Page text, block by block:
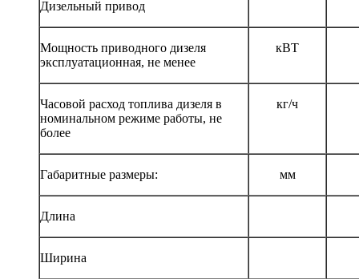
Дизельный привод
Мощность приводного дизеля
эксплуатационная, не менее
кВТ
Часовой расход топлива дизеля в
номинальном режиме работы, не
более
кг/ч
Габаритные размеры: мм
Длина
Ширина